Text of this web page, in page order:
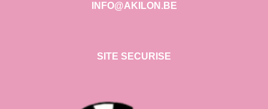
INFO@AKILON.BE
SITE SECURISE